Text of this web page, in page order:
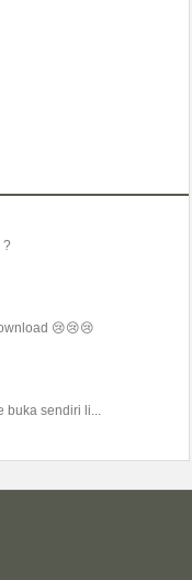
?
😢😢😢
buka sendiri li...